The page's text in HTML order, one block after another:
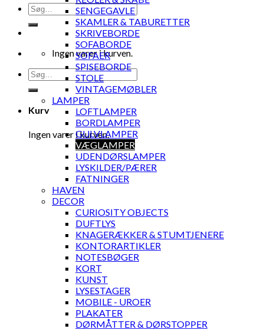
Søg
efter:
Ingen varer i kurven.
Søg
efter:
Kurv
Ingen varer i kurven.
SENGEGAVLE
SKAMLER & TABURETTER
SKRIVEBORDE
SOFABORDE
SOFAER
SPISEBORDE
STOLE
VINTAGEMØBLER
LAMPER
LOFTLAMPER
BORDLAMPER
GULVLAMPER
VÆGLAMPER
UDENDØRSLAMPER
LYSKILDER/PÆRER
FATNINGER
HAVEN
DECOR
CURIOSITY OBJECTS
DUFTLYS
KNAGERÆKKER & STUMTJENERE
KONTORARTIKLER
NOTESBØGER
KORT
KUNST
LYSESTAGER
MOBILE - UROER
PLAKATER
DØRMÅTTER & DØRSTOPPER